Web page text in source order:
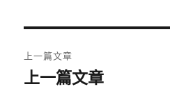
章
上一篇文章
上
上一篇文章